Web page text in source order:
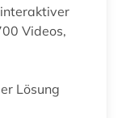
Videos,
Lösung